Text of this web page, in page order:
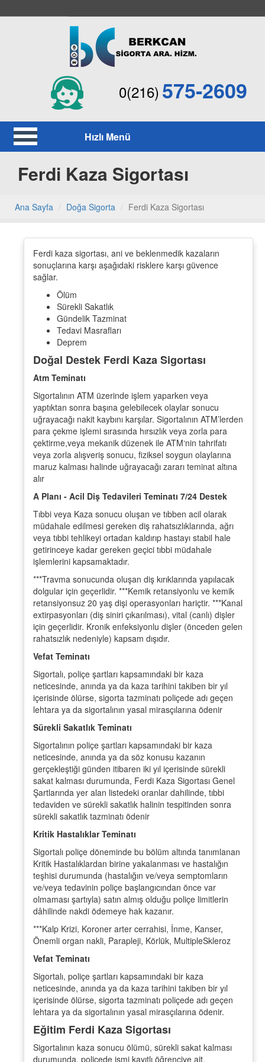
575-2609
0(216)
Hızlı Menü
Ferdi Kaza Sigortası
Ana Sayfa Doğa Sigorta Ferdi Kaza Sigortası
Ferdi kaza sigortası, ani ve beklenmedik kazaların
sonuçlarına karşı aşağıdaki risklere karşı güvence
sağlar.
Ölüm
Sürekli Sakatlık
Gündelik Tazminat
Tedavi Masrafları
Deprem
Doğal Destek Ferdi Kaza Sigortası
Atm Teminatı
Sigortalının ATM üzerinde işlem yaparken veya
yaptıktan sonra başına gelebilecek olaylar sonucu
uğrayacağı nakit kaybını karşılar. Sigortalının ATM’lerden
para çekme işlemi sırasında hırsızlık veya zorla para
çektirme,veya mekanik düzenek ile ATM‘nin tahrifatı
veya zorla alışveriş sonucu, fiziksel soygun olaylarına
maruz kalması halinde uğrayacağı zararı teminat altına
alır
A Planı - Acil Diş Tedavileri Teminatı 7/24 Destek
Tıbbi veya Kaza sonucu oluşan ve tıbben acil olarak
müdahale edilmesi gereken diş rahatsızlıklarında, ağrı
veya tıbbi tehlikeyi ortadan kaldırıp hastayı stabil hale
getirinceye kadar gereken geçici tıbbi müdahale
işlemlerini kapsamaktadır.
***Travma sonucunda oluşan diş kırıklarında yapılacak
dolgular için geçerlidir. ***Kemik retansiyonlu ve kemik
retansiyonsuz 20 yaş dişi operasyonları hariçtir. ***Kanal
extirpasyonları (diş siniri çıkarılması), vital (canlı) dişler
için geçerlidir. Kronik enfeksiyonlu dişler (önceden gelen
rahatsızlık nedeniyle) kapsam dışıdır.
Vefat Teminatı
Sigortalı, poliçe şartları kapsamındaki bir kaza
neticesinde, anında ya da kaza tarihini takiben bir yıl
içerisinde ölürse, sigorta tazminatı poliçede adı geçen
lehtara ya da sigortalının yasal mirasçılarına ödenir
Sürekli Sakatlık Teminatı
Sigortalının poliçe şartları kapsamındaki bir kaza
neticesinde, anında ya da söz konusu kazanın
gerçekleştiği günden itibaren iki yıl içerisinde sürekli
sakat kalması durumunda, Ferdi Kaza Sigortası Genel
Şartlarında yer alan listedeki oranlar dahilinde, tıbbi
tedaviden ve sürekli sakatlık halinin tespitinden sonra
sürekli sakatlık tazminatı ödenir
Kritik Hastalıklar Teminatı
Sigortalı poliçe döneminde bu bölüm altında tanımlanan
Kritik Hastalıklardan birine yakalanması ve hastalığın
teşhisi durumunda (hastalığın ve/veya semptomların
ve/veya tedavinin poliçe başlangıcından önce var
olmaması şartıyla) satın almış olduğu poliçe limitlerin
dâhilinde nakdi ödemeye hak kazanır.
***Kalp Krizi, Koroner arter cerrahisi, İnme, Kanser,
Önemli organ nakli, Parapleji, Körlük, MultipleSkleroz
Vefat Teminatı
Sigortalı, poliçe şartları kapsamındaki bir kaza
neticesinde, anında ya da kaza tarihini takiben bir yıl
içerisinde ölürse, sigorta tazminatı poliçede adı geçen
lehtara ya da sigortalının yasal mirasçılarına ödenir.
Eğitim Ferdi Kaza Sigortası
Sigortalının kaza sonucu ölümü, sürekli sakat kalması
durumunda, poliçede ismi kayıtlı öğrenciye ait,